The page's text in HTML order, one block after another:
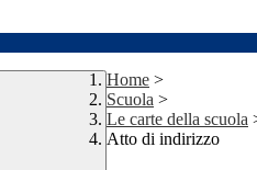
Home >
Scuola >
Le carte della scuola
Atto di indirizzo